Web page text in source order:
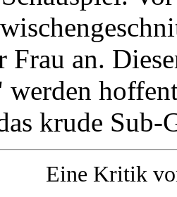
Frau an.
werden
krude Sub-
Eine Kritik